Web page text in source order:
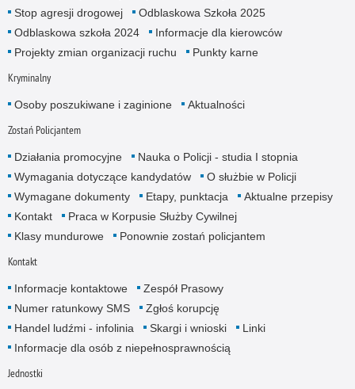
Stop agresji drogowej
Odblaskowa Szkoła 2025
Odblaskowa szkoła 2024
Informacje dla kierowców
Projekty zmian organizacji ruchu
Punkty karne
Kryminalny
Osoby poszukiwane i zaginione Aktualności
Zostań Policjantem
Działania promocyjne
Nauka o Policji - studia I stopnia
Wymagania dotyczące kandydatów
O służbie w Policji
Wymagane dokumenty
Etapy, punktacja
Aktualne przepisy
Kontakt
Praca w Korpusie Służby Cywilnej
Klasy mundurowe
Ponownie zostań policjantem
Kontakt
Informacje kontaktowe
Zespół Prasowy
Numer ratunkowy SMS
Zgłoś korupcję
Handel ludźmi - infolinia
Skargi i wnioski
Linki
Informacje dla osób z niepełnosprawnością
Jednostki